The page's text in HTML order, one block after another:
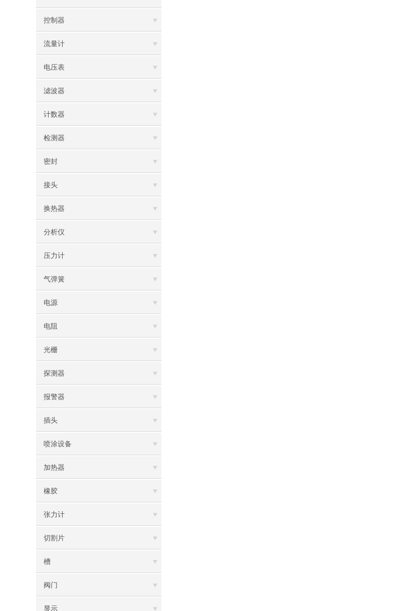
控制器
流量计
电压表
滤波器
计数器
检测器
密封
接头
换热器
分析仪
压力计
气弹簧
电源
电阻
光栅
探测器
报警器
插头
喷涂设备
加热器
橡胶
张力计
切割片
槽
阀门
显示